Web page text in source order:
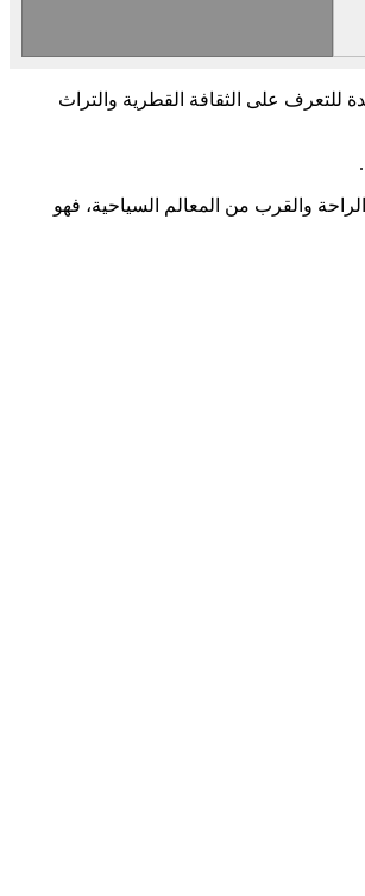
على الثقافة القطرية والتراث
والقرب من المعالم السياحية، فهو